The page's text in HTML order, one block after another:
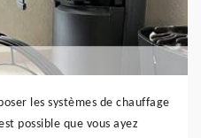
les systèmes de chauffage
possible que vous ayez